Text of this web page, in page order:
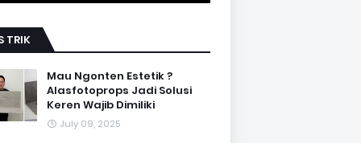
TRIK
Mau Ngonten Estetik ?
Alasfotoprops Jadi Solusi
Keren Wajib Dimiliki
July 09, 2025